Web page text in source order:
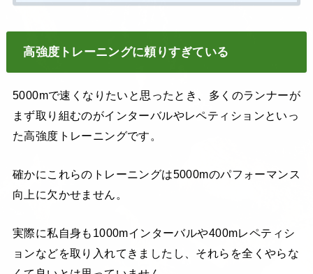
高強度トレーニングに頼りすぎている
5000mで速くなりたいと思ったとき、多くのランナーが
まず取り組むのがインターバルやレペティションといっ
た高強度トレーニングです。
確かにこれらのトレーニングは5000mのパフォーマンス
向上に欠かせません。
実際に私自身も1000mインターバルや400mレペティシ
ョンなどを取り入れてきましたし、それらを全くやらな